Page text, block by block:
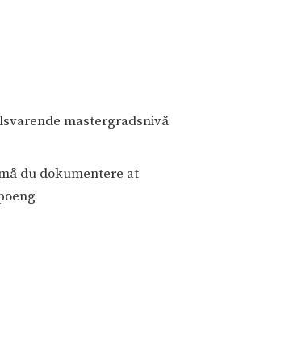
mastergradsnivå
du dokumentere at